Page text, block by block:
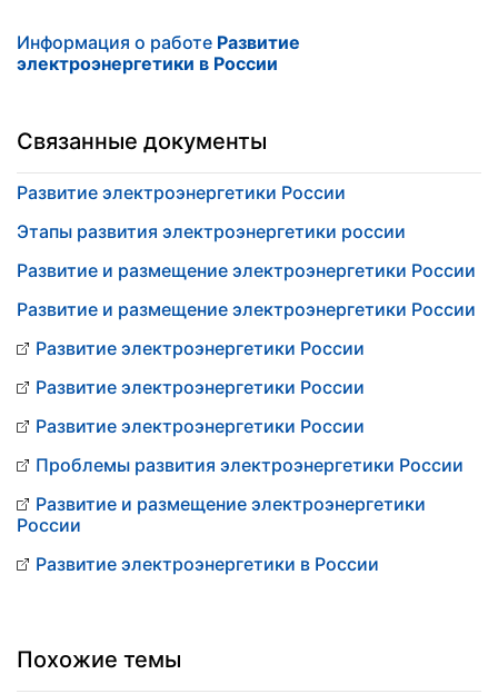
Информация о работе Развитие
электроэнергетики в России
Связанные документы
Развитие электроэнергетики России
Этапы развития электроэнергетики россии
Развитие и размещение электроэнергетики России
Развитие и размещение электроэнергетики России
Развитие электроэнергетики России
Развитие электроэнергетики России
Развитие электроэнергетики России
Проблемы развития электроэнергетики России
Развитие и размещение электроэнергетики
России
Развитие электроэнергетики в России
Похожие темы